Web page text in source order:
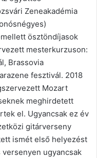
Zeneakadémia
ösztöndíjasok
mesterkurzuson:
Brassovia
fesztivál. 2018
Mozart
meghirdetett
el. Ugyancsak ez év
gitárverseny
ismét első helyezést
ugyancsak